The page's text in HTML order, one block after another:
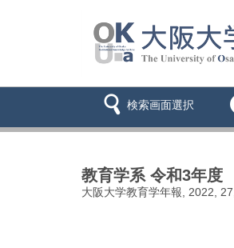
検索画面選択
教育学系 令和3年
大阪大学教育学年報, 2022,